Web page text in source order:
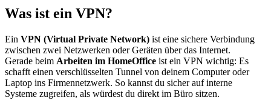
Was ist ein VPN?
Ein VPN (Virtual Private Network) ist eine sichere Verbindung
zwischen zwei Netzwerken oder Geräten über das Internet.
Gerade beim Arbeiten im HomeOffice ist ein VPN wichtig: Es
schafft einen verschlüsselten Tunnel von deinem Computer oder
Laptop ins Firmennetzwerk. So kannst du sicher auf interne
Systeme zugreifen, als würdest du direkt im Büro sitzen.